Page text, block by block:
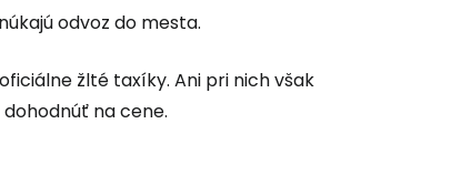
odvoz do mesta.
žlté taxíky. Ani pri nich však
na cene.
službou Google